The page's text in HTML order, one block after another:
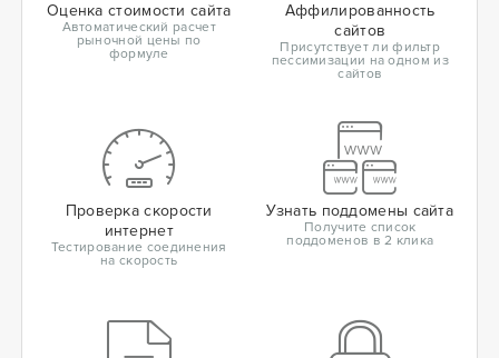
Оценка стоимости сайта
Автоматический расчет
рыночной цены по
формуле
Аффилированность
сайтов
Присутствует ли фильтр
пессимизации на одном из
сайтов
Проверка скорости
интернет
Тестирование соединения
на скорость
Узнать поддомены сайта
Получите список
поддоменов в 2 клика